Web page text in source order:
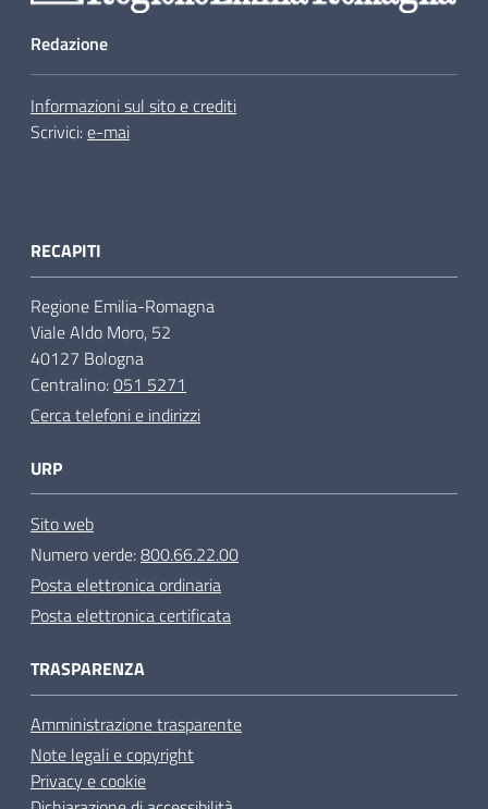
Redazione
Informazioni sul sito e crediti
Scrivici:e-mai
RECAPITI
Regione Emilia-Romagna
Viale Aldo Moro, 52
40127 Bologna
Centralino:051 5271
Cerca telefoni e indirizzi
URP
Sito web
Numero verde:800.66.22.00
Posta elettronica ordinaria
Posta elettronica certificata
TRASPARENZA
Amministrazione trasparente
Note legali e copyright
Privacy e cookie